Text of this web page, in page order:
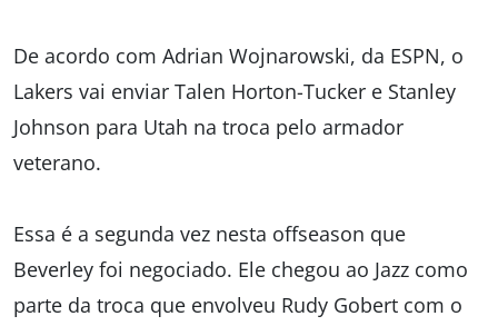
De acordo com Adrian Wojnarowski, da ESPN, o
Lakers vai enviar Talen Horton-Tucker e Stanley
Johnson para Utah na troca pelo armador
veterano.
Essa é a segunda vez nesta offseason que
Beverley foi negociado. Ele chegou ao Jazz como
parte da troca que envolveu Rudy Gobert com o